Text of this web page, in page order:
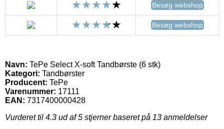
Besøg webshop
Besøg webshop
Navn: TePe Select X-soft Tandbørste (6 stk)
Kategori: Tandbørster
Producent: TePe
Varenummer: 17111
EAN: 7317400000428
Vurderet til 4.3 ud af 5 stjerner baseret på 13 anmeldelser